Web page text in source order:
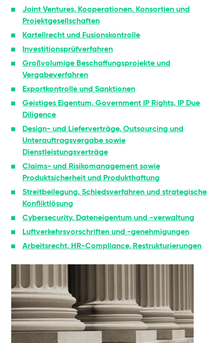
Joint Ventures, Kooperationen, Konsortien und
Projektgesellschaften
Kartellrecht und Fusionskontrolle
Investitionsprüfverfahren
Großvolumige Beschaffungsprojekte und
Vergabeverfahren
Exportkontrolle und Sanktionen
Geistiges Eigentum, Government IP Rights, IP Due
Diligence
Design- und Lieferverträge, Outsourcing und
Unterauftragsvergabe sowie
Dienstleistungsverträge
Claims- und Risikomanagement sowie
Produktsicherheit und Produkthaftung
Streitbeilegung, Schiedsverfahren und strategische
Konfliktlösung
Cybersecurity, Dateneigentum und -verwaltung
Luftverkehrsvorschriften und -genehmigungen
Arbeitsrecht, HR-Compliance, Restrukturierungen